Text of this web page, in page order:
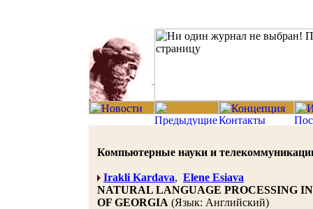
Компьютерные науки и
Irakli Kardava, Elene Esiava
NATURAL LANGUAGE PROCESSING
OF GEORGIA (Язык: Английский)